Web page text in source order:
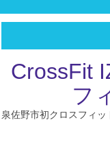
to
CrossFit
フ
泉佐野市初クロスフィ